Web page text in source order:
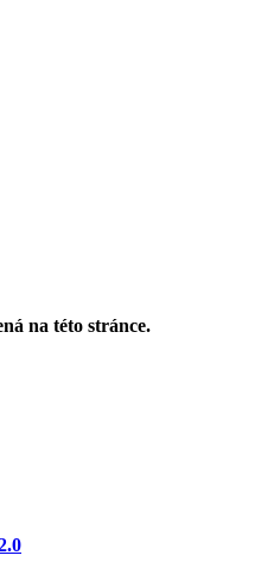
na této stránce.